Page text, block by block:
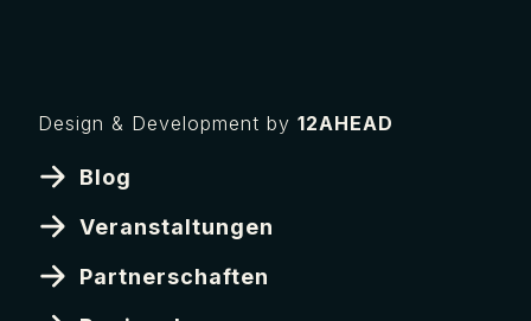
Design & Development by 12AHEAD
Blog
Veranstaltungen
Partnerschaften